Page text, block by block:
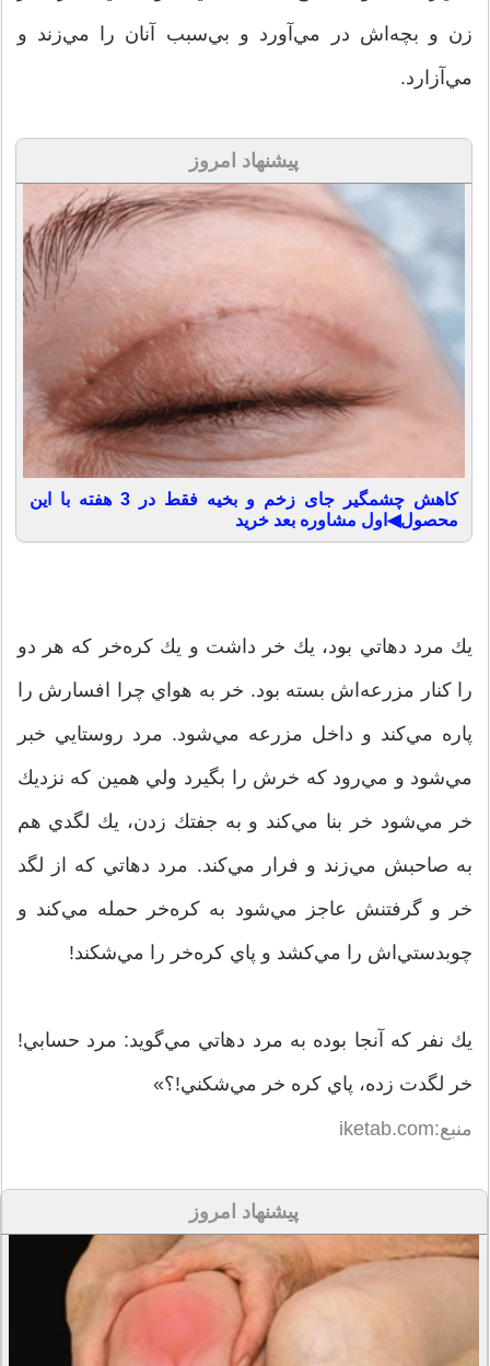
زن و بچه‌اش در مي‌آورد و بي‌سبب آنان را مي‌زند و
مي‌آزارد.
پیشنهاد امروز
کاهش چشمگیر جای زخم و بخیه فقط در 3 هفته با این
محصول◀اول مشاوره بعد خرید
يك مرد دهاتي بود، يك خر داشت و يك كره‌خر كه هر دو
را كنار مزرعه‌اش بسته بود. خر به هواي چرا افسارش را
پاره مي‌كند و داخل مزرعه مي‌شود. مرد روستايي خبر
مي‌شود و مي‌رود كه خرش را بگيرد ولي همين كه نزديك
خر مي‌شود خر بنا مي‌كند و به جفتك زدن، يك لگدي هم
به صاحبش مي‌زند و فرار مي‌كند. مرد دهاتي كه از لگد
خر و گرفتنش عاجز مي‌شود به كره‌خر حمله مي‌كند و
چوبدستي‌اش را مي‌كشد و پاي كره‌خر را مي‌شكند!
يك نفر كه آنجا بوده به مرد دهاتي مي‌گويد: مرد حسابي!
خر لگدت زده، پاي كره خر مي‌شكني!؟»
منبع:iketab.com
پیشنهاد امروز